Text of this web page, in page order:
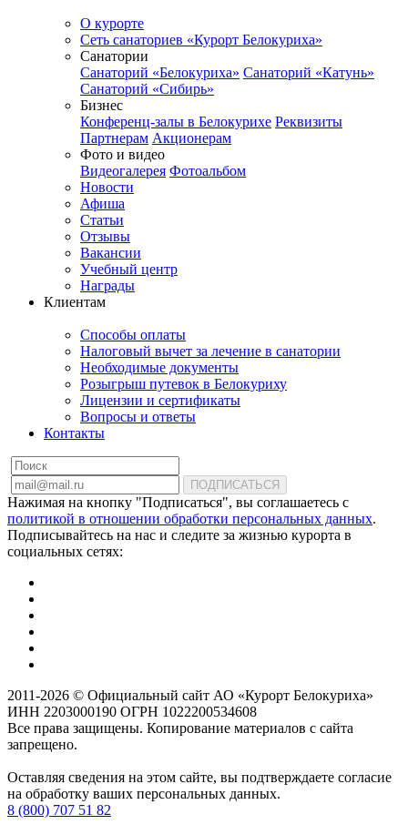
О курорте
Сеть санаториев «Курорт Белокуриха»
Санатории
Санаторий «Белокуриха» Санаторий «Катунь»
Санаторий «Сибирь»
Бизнес
Конференц-залы в Белокурихе Реквизиты
Партнерам Акционерам
Фото и видео
Видеогалерея Фотоальбом
Новости
Афиша
Статьи
Отзывы
Вакансии
Учебный центр
Награды
Клиентам
Способы оплаты
Налоговый вычет за лечение в санатории
Необходимые документы
Розыгрыш путевок в Белокуриху
Лицензии и сертификаты
Вопросы и ответы
Контакты
ПОДПИСАТЬСЯ
Нажимая на кнопку "Подписаться", вы соглашаетесь с
политикой в отношении обработки персональных данных.
Подписывайтесь на нас и следите за жизнью курорта в
социальных сетях:
2011-2026 © Официальный сайт АО «Курорт Белокуриха»
ИНН 2203000190 ОГРН 1022200534608
Все права защищены. Копирование материалов с сайта
запрещено.
Оставляя сведения на этом сайте, вы подтверждаете согласие
на обработку ваших персональных данных.
8 (800) 707 51 82